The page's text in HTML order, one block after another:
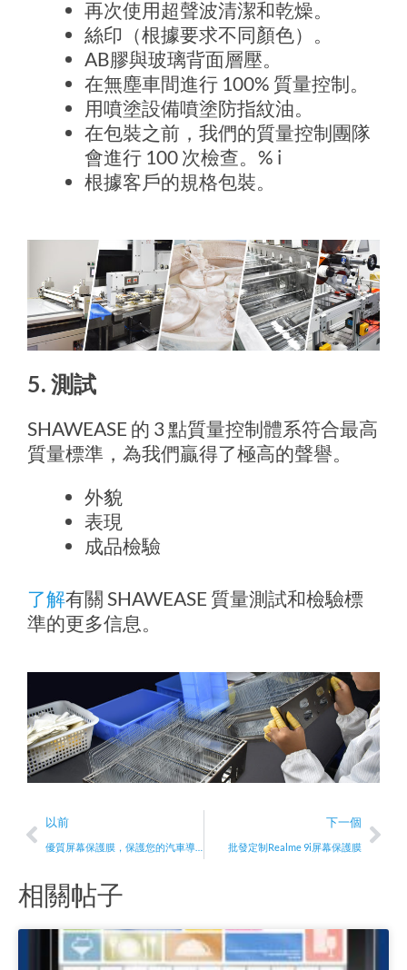
再次使用超聲波清潔和乾燥。
絲印（根據要求不同顏色）。
AB膠與玻璃背面層壓。
在無塵車間進行 100% 質量控制。
用噴塗設備噴塗防指紋油。
在包裝之前，我們的質量控制團隊
會進行 100 次檢查。% i
根據客戶的規格包裝。
5. 測試
SHAWEASE 的 3 點質量控制體系符合最高
質量標準，為我們贏得了極高的聲譽。
外貌
表現
成品檢驗
了解有關 SHAWEASE 質量測試和檢驗標
準的更多信息。
上一頁
以前 下一個
批發定制Realme 9i屏幕保護膜
下
相關帖子